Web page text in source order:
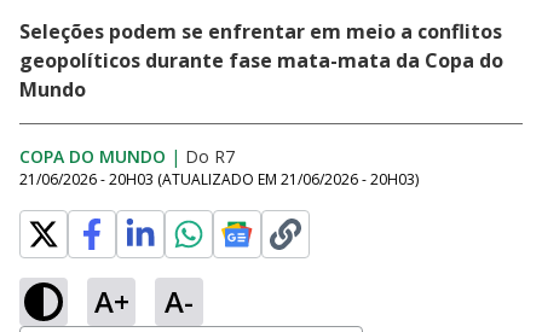
Seleções podem se enfrentar em meio a conflitos
geopolíticos durante fase mata-mata da Copa do
Mundo
COPA DO MUNDO | Do R7
21/06/2026 - 20H03 (ATUALIZADO EM 21/06/2026 - 20H03)
A+ A-